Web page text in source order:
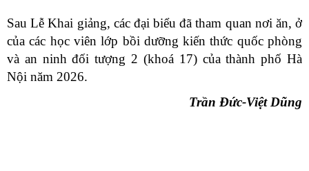
Sau Lễ Khai giảng, các đại biểu đã tham quan nơi ăn, ở
của các học viên lớp bồi dưỡng kiến thức quốc phòng
và an ninh đối tượng 2 (khoá 17) của thành phố Hà
Nội năm 2026.
Trần Đức-Việt Dũng